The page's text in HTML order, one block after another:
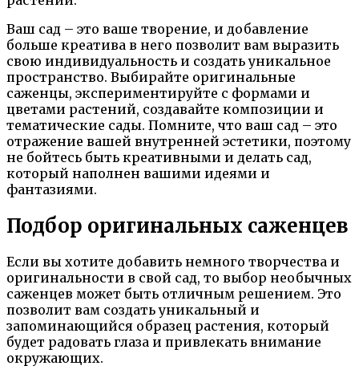
Ваш сад – это ваше творение, и добавление
больше креатива в него позволит вам выразить
свою индивидуальность и создать уникальное
пространство. Выбирайте оригинальные
саженцы, экспериментируйте с формами и
цветами растений, создавайте композиции и
тематические сады. Помните, что ваш сад – это
отражение вашей внутренней эстетики, поэтому
не бойтесь быть креативными и делать сад,
который наполнен вашими идеями и
фантазиями.
Подбор оригинальных саженцев
Если вы хотите добавить немного творчества и
оригинальности в свой сад, то выбор необычных
саженцев может быть отличным решением. Это
позволит вам создать уникальный и
запоминающийся образец растения, который
будет радовать глаза и привлекать внимание
окружающих.